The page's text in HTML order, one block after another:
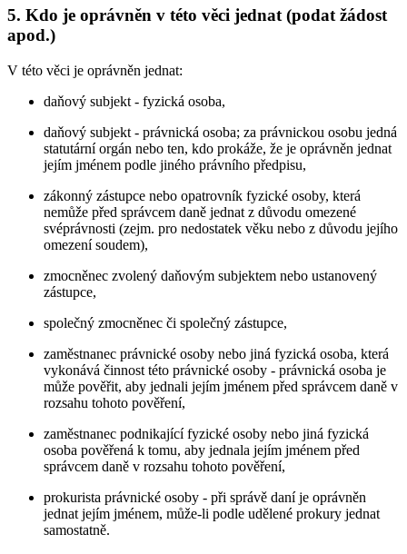
5. Kdo je oprávněn v této věci jednat (podat žádost
apod.)
V této věci je oprávněn jednat:
daňový subjekt - fyzická osoba,
daňový subjekt - právnická osoba; za právnickou osobu jedná
statutární orgán nebo ten, kdo prokáže, že je oprávněn jednat
jejím jménem podle jiného právního předpisu,
zákonný zástupce nebo opatrovník fyzické osoby, která
nemůže před správcem daně jednat z důvodu omezené
svéprávnosti (zejm. pro nedostatek věku nebo z důvodu jejího
omezení soudem),
zmocněnec zvolený daňovým subjektem nebo ustanovený
zástupce,
společný zmocněnec či společný zástupce,
zaměstnanec právnické osoby nebo jiná fyzická osoba, která
vykonává činnost této právnické osoby - právnická osoba je
může pověřit, aby jednali jejím jménem před správcem daně v
rozsahu tohoto pověření,
zaměstnanec podnikající fyzické osoby nebo jiná fyzická
osoba pověřená k tomu, aby jednala jejím jménem před
správcem daně v rozsahu tohoto pověření,
prokurista právnické osoby - při správě daní je oprávněn
jednat jejím jménem, může-li podle udělené prokury jednat
samostatně.